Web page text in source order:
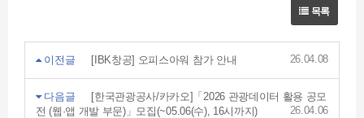
목록
이전글 [IBK창공] 오피스아워 참가 안내 26.04.08
다음글
[한국관광공사/카카오]「2026 관광데이터 활용 공모
전 (웹·앱 개발 부문)」모집(~05.06(수), 16시까지)
26.04.06